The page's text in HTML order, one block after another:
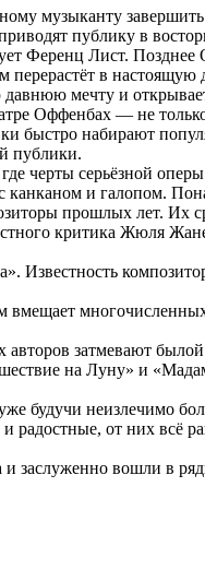
музыканту завершить
публику в
Ференц Лист.
в настоящую
мечту и
Оффенбах — не
быстро набирают
публики.
черты серьёзной оперы
и галопом.
прошлых лет. Их
критика Жюля
затмевают
на Луну» и
будучи неизлечимо
радостные, от них всё
и заслуженно вошли в